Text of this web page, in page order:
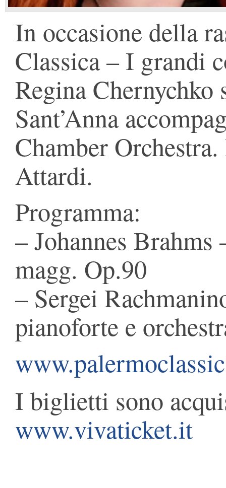
In occasione della
Classica – I grandi
Regina
Sant’Anna
Chamber
Attardi.
Programma:
– Johannes
magg. Op.90
– Sergei
pianoforte e
I biglietti sono
www.vivaticket.it